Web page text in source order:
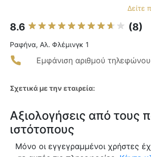
Δείτε
8.6 (8)
Ραφήνα, Αλ. Φλέμινγκ 1
Εμφάνιση αριθμού τηλεφώνου
Σχετικά με την εταιρεία:
Αξιολογήσεις από τους
ιστότοπους
Μόνο οι εγγεγραμμένοι χρήστες